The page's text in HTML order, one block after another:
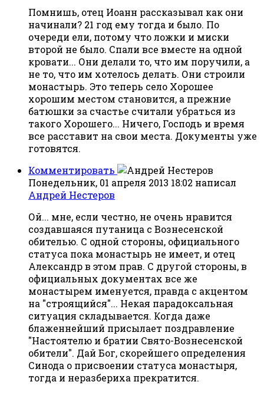
Помнишь, отец Иоанн рассказывал как они
начинали? 21 год ему тогда и было. По
очереди ели, потому что ложки и миски
второй не было. Спали все вместе на одной
кровати... Они делали то, что им поручили, а
не то, что им хотелось делать. Они строили
монастырь. Это теперь село Хорошее
хорошим местом становится, а прежние
батюшки за счастье считали убраться из
такого Хорошего... Ничего, Господь и время
все расставит на свои места. Документы уже
готовятся.
Комментировать
Понедельник, 01 апреля 2013 18:02 написал
Андрей Нестеров
Ой... мне, если честно, не очень нравится
создавшаяся путаница с Вознесенской
обителью. С одной стороны, официального
статуса пока монастырь не имеет, и отец
Александр в этом прав. С другой стороны, в
официальных документах все же
монастырем именуется, правда с акцентом
на "строящийся"... Некая парадоксальная
ситуация складывается. Когда даже
блаженнейший присылает поздравление
"Настоятелю и братии Свято-Вознесенской
обители". Дай Бог, скорейшего определения
Синода о присвоении статуса монастыря,
тогда и неразбериха прекратится.